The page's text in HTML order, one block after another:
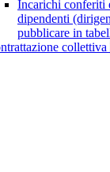
Incarichi conferiti
dipendenti
pubblicare in
collettiva